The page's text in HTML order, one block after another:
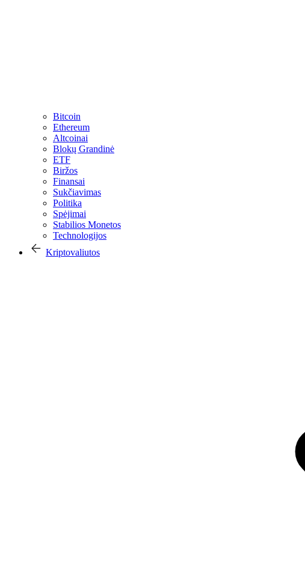
Bitcoin
Ethereum
Altcoinai
Blokų Grandinė
ETF
Biržos
Finansai
Sukčiavimas
Politika
Spėjimai
Stabilios Monetos
Technologijos
Kriptovaliutos